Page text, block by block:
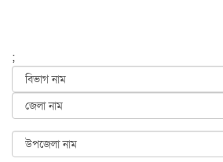
পৃথিবীর দিকে আসছে বিধ্বংসী
আন্তর্জাতিক
কেনিয়ায় ১৫ হাতির রহস্যজনক
;